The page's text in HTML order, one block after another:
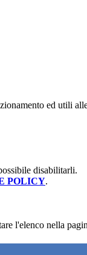
ed utili
disabilitarli.
POLICY.
l'elenco nella